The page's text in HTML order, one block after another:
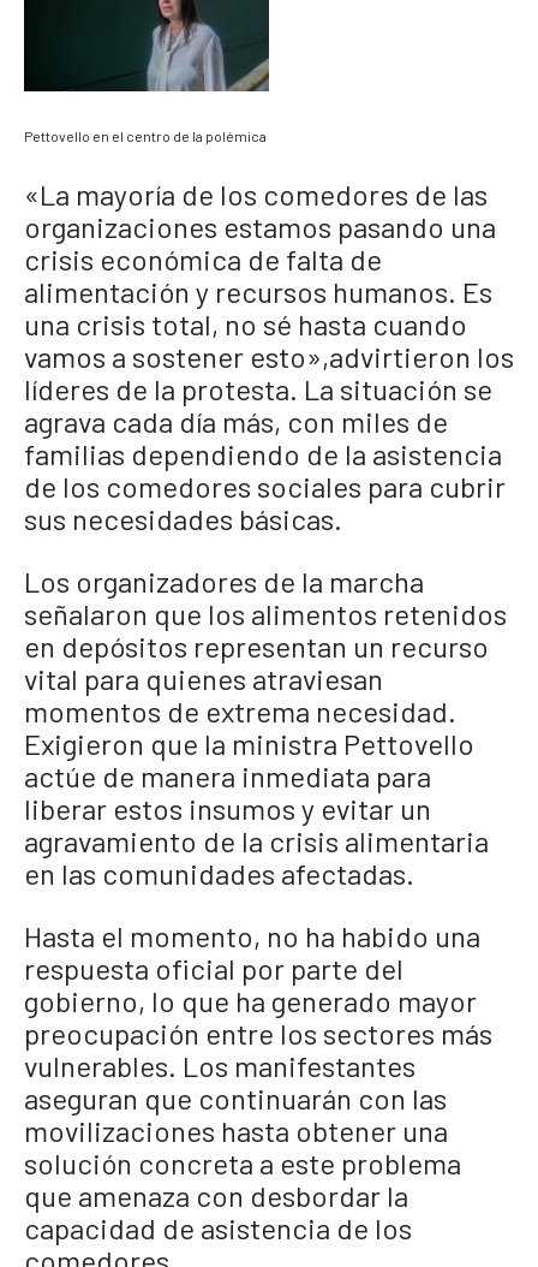
Pettovello en el centro de la polémica
«La mayoría de los comedores de las
organizaciones estamos pasando una
crisis económica de falta de
alimentación y recursos humanos. Es
una crisis total, no sé hasta cuando
vamos a sostener esto»,advirtieron los
líderes de la protesta. La situación se
agrava cada día más, con miles de
familias dependiendo de la asistencia
de los comedores sociales para cubrir
sus necesidades básicas.
Los organizadores de la marcha
señalaron que los alimentos retenidos
en depósitos representan un recurso
vital para quienes atraviesan
momentos de extrema necesidad.
Exigieron que la ministra Pettovello
actúe de manera inmediata para
liberar estos insumos y evitar un
agravamiento de la crisis alimentaria
en las comunidades afectadas.
Hasta el momento, no ha habido una
respuesta oficial por parte del
gobierno, lo que ha generado mayor
preocupación entre los sectores más
vulnerables. Los manifestantes
aseguran que continuarán con las
movilizaciones hasta obtener una
solución concreta a este problema
que amenaza con desbordar la
capacidad de asistencia de los